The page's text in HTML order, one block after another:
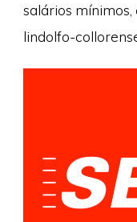
salários mínimos,
lindolfo-